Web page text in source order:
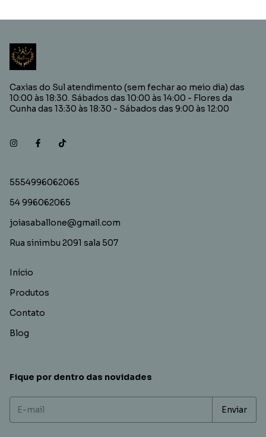
Caxias do Sul atendimento (sem fechar ao meio dia) das
10:00 às 18:30. Sábados das 10:00 às 14:00 - Flores da
Cunha das 13:30 às 18:30 - Sábados das 9:00 às 12:00
5554996062065
54 996062065
joiasaballone@gmail.com
Rua sinimbu 2091 sala 507
Início
Produtos
Contato
Blog
Fique por dentro das novidades